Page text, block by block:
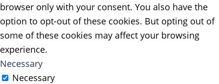
browser only with your consent. You also have the
option to opt-out of these cookies. But opting out of
some of these cookies may affect your browsing
experience.
Necessary
Necessary